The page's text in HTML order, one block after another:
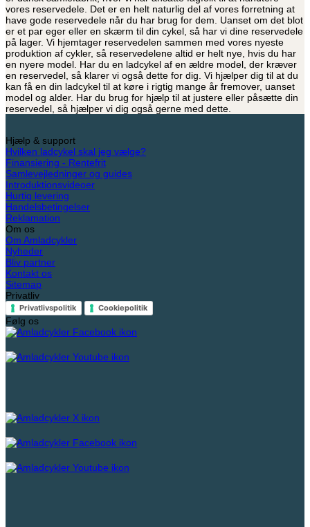
vores reservedele. Det er en helt naturlig del af vores forretning at
have gode reservedele når du har brug for dem. Uanset om det blot
er et par eger eller en skærm til din cykel, så har vi dine reservedele
på lager. Vi hjemtager reservedelen sammen med vores nyeste
produktion af cykler, så reservedelene altid er helt nye, hvis du har
en nyere model. Har du en ladcykel af en ældre model, der kræver
en reservedel, så klarer vi også dette for dig. Vi hjælper dig til at du
kan få en din ladcykel til at køre i rigtig mange år fremover, uanset
model og alder. Har du brug for hjælp til at justere eller påsætte din
reservedel, så hjælper vi dig også gerne med dette.
Hjælp & support
Hvilken ladcykel skal jeg vælge?
Finansiering - Rentefrit
Samlevejledninger og guides
Introduktionsvideoer
Hurtig levering
Handelsbetingelser
Reklamation
Om os
Om Amladcykler
Nyheder
Bliv partner
Kontakt os
Sitemap
Privatliv
Privatlivspolitik Cookiepolitik
Følg os